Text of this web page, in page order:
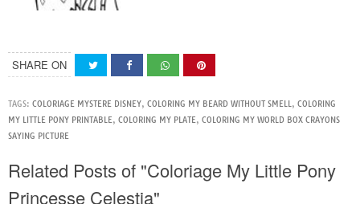
SHARE ON
TAGS: COLORIAGE MYSTERE DISNEY, COLORING MY BEARD WITHOUT SMELL, COLORING
MY LITTLE PONY PRINTABLE, COLORING MY PLATE, COLORING MY WORLD BOX CRAYONS
SAYING PICTURE
Related Posts of "Coloriage My Little Pony
Princesse Celestia"